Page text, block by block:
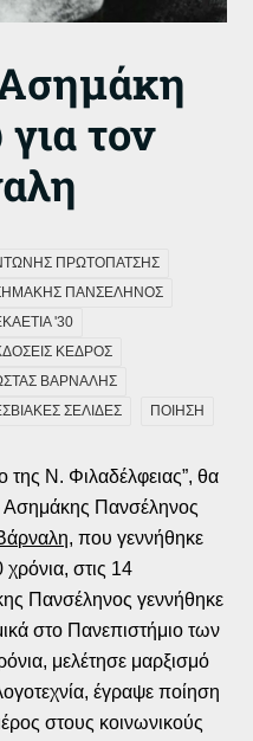
τον
ΠΡΩΤΟΠΑΤΣΗΣ
ΠΑΝΣΕΛΗΝΟΣ
'30
ΚΕΔΡΟΣ
ΒΑΡΝΑΛΗΣ
ΣΕΛΙΔΕΣ
ΠΟΙΗΣΗ
Ν. Φιλαδέλφειας”, θα
Ασημάκης Πανσέληνος
, που γεννήθηκε
στις 14
Πανσέληνος γεννήθηκε
στο Πανεπιστήμιο των
μελέτησε μαρξισμό
έγραψε ποίηση
στους κοινωνικούς